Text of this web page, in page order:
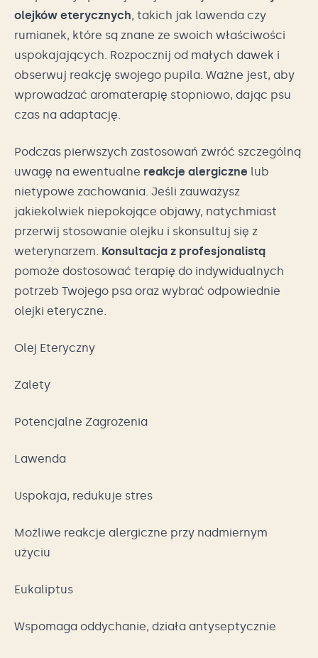
olejków eterycznych, takich jak lawenda czy
rumianek, które są znane ze swoich właściwości
uspokajających. Rozpocznij od małych dawek i
obserwuj reakcję swojego pupila. Ważne jest, aby
wprowadzać aromaterapię stopniowo, dając psu
czas na adaptację.
Podczas pierwszych zastosowań zwróć szczególną
uwagę na ewentualne reakcje alergiczne lub
nietypowe zachowania. Jeśli zauważysz
jakiekolwiek niepokojące objawy, natychmiast
przerwij stosowanie olejku i skonsultuj się z
weterynarzem. Konsultacja z profesjonalistą
pomoże dostosować terapię do indywidualnych
potrzeb Twojego psa oraz wybrać odpowiednie
olejki eteryczne.
Olej Eteryczny
Zalety
Potencjalne Zagrożenia
Lawenda
Uspokaja, redukuje stres
Możliwe reakcje alergiczne przy nadmiernym
użyciu
Eukaliptus
Wspomaga oddychanie, działa antyseptycznie